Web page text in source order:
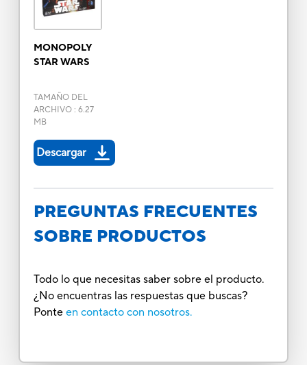
MONOPOLY
STAR WARS
TAMAÑO DEL
ARCHIVO: 6.27
MB
Descargar
PREGUNTAS FRECUENTES
SOBRE PRODUCTOS
Todo lo que necesitas saber sobre el producto.
¿No encuentras las respuestas que buscas?
Ponte en contacto con nosotros.